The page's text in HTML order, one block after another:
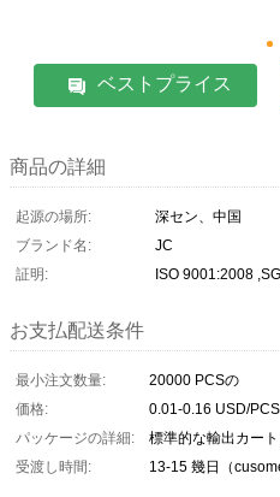
ベストプライス
商品の詳細
起源の場所:
深セン、中国
ブランド名:
JC
証明:
ISO 9001:2008
お支払配送条件
最小注文数量:
20000 PCSの
価格:
0.01-0.16 USD/PCS
パッケージの詳細:
標準的な輸出カー
受渡し時間:
13-15 幾日（